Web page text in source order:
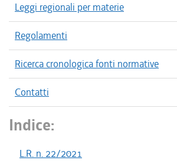
Leggi regionali per materie
Regolamenti
Ricerca cronologica fonti normative
Contatti
Indice:
L.R. n. 22/2021